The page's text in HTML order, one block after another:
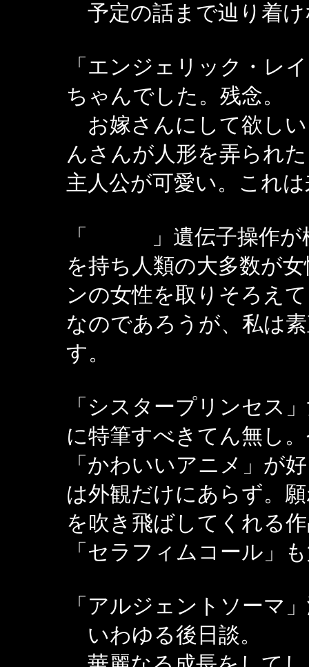
予定の話まで辿り着
「エンジェリック・レ
ちゃんでした。残念。
お嫁さんにして欲し
んさんが人形を弄られ
主人公が可愛い。これ
「 」遺伝子操作が極
を持ち人類の大多数が
ンの女性を取りそろえ
なのであろうが、私は
す。
「シスタープリンセス
に特筆すべきてん無し
「かわいいアニメ」が
は外観だけにあらず。
を吹き飛ばしてくれる
「セラフィムコール」
「アルジェントソーマ
いわゆる後日談。